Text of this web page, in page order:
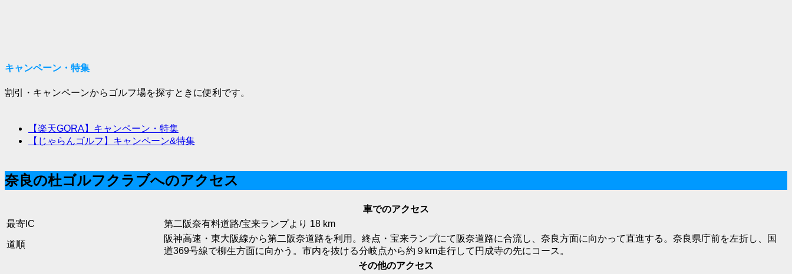
キャンペーン・特集
割引・キャンペーンからゴルフ場を探すときに便利です。
【楽天GORA】キャンペーン・特集
【じゃらんゴルフ】キャンペーン&特集
奈良の杜ゴルフクラブへのアクセス
車でのアクセス
最寄IC
第二阪奈有料道路/宝来ランプより 18 km
道順
阪神高速・東大阪線から第二阪奈道路を利用。終点・宝来ランプにて阪奈道路に合流し、奈良方面に向かって直進する。奈良県庁前を左折し、国
道369号線で柳生方面に向かう。市内を抜ける分岐点から約９km走行して円成寺の先にコース。
その他のアクセス